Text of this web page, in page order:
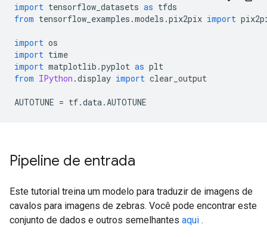
import tensorflow_datasets as tfds
from tensorflow_examples .models .pix2pix import
import os
import time
import matplotlib .pyplot as plt
from IPython .display import clear_output
AUTOTUNE = tf.data . AUTOTUNE
Pipeline de entrada
Este tutorial treina um modelo para traduzir de imagens de
cavalos para imagens de zebras. Você pode encontrar este
conjunto de dados e outros semelhantes aqui .